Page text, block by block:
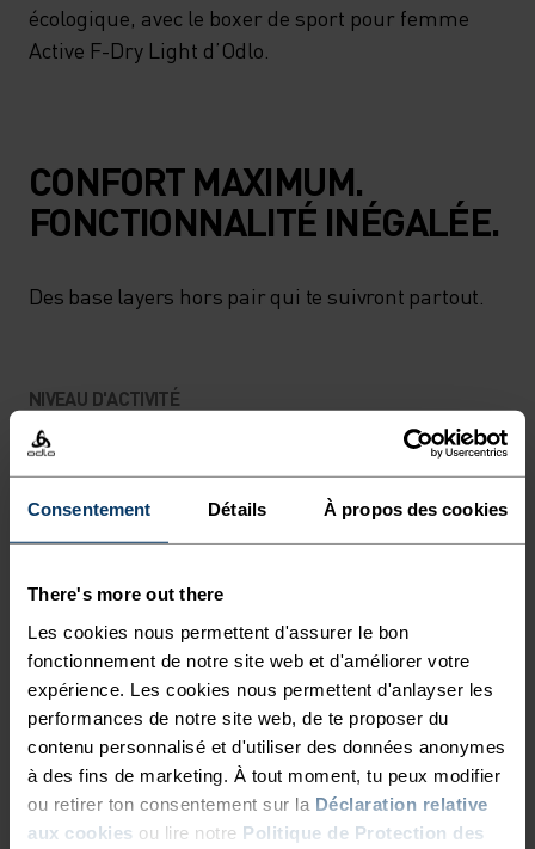
Consentement Détails À propos des cookies
There's more out there
Les cookies nous permettent d'assurer le bon
fonctionnement de notre site web et d'améliorer votre
expérience. Les cookies nous permettent d'anlayser les
performances de notre site web, de te proposer du
contenu personnalisé et d'utiliser des données anonymes
à des fins de marketing. À tout moment, tu peux modifier
ou retirer ton consentement sur la Déclaration relative
aux cookies ou lire notre Politique de Protection des
écologique, avec le boxer de sport pour femme
Active F-Dry Light d’Odlo.
CONFORT MAXIMUM.
FONCTIONNALITÉ INÉGALÉE.
Des base layers hors pair qui te suivront partout.
NIVEAU D'ACTIVITÉ
BAS ÉLEVÉ
ACTIVITÉS À INTENSITÉ MODÉRÉE
Randonnée - Casual Comfort
CARACTÉRISTIQUES DU TISSU
SYNTHÉTIQUE
MERINO
Synthétique - sensation seconde peau - extensible,
exceptionnellement léger, excellent transfert d'humidité,
aide à réguler la température Synthétique - sensation
seconde peau - extensible, exceptionnellement léger,